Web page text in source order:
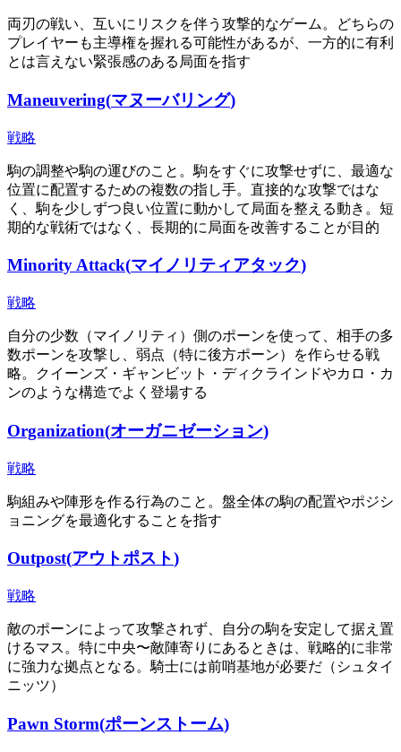
両刃の戦い、互いにリスクを伴う攻撃的なゲーム。どちらの
プレイヤーも主導権を握れる可能性があるが、一方的に有利
とは言えない緊張感のある局面を指す
Maneuvering(マヌーバリング)
戦略
駒の調整や駒の運びのこと。駒をすぐに攻撃せずに、最適な
位置に配置するための複数の指し手。直接的な攻撃ではな
く、駒を少しずつ良い位置に動かして局面を整える動き。短
期的な戦術ではなく、長期的に局面を改善することが目的
Minority Attack(マイノリティアタック)
戦略
自分の少数（マイノリティ）側のポーンを使って、相手の多
数ポーンを攻撃し、弱点（特に後方ポーン）を作らせる戦
略。クイーンズ・ギャンビット・ディクラインドやカロ・カ
ンのような構造でよく登場する
Organization(オーガニゼーション)
戦略
駒組みや陣形を作る行為のこと。盤全体の駒の配置やポジシ
ョニングを最適化することを指す
Outpost(アウトポスト)
戦略
敵のポーンによって攻撃されず、自分の駒を安定して据え置
けるマス。特に中央〜敵陣寄りにあるときは、戦略的に非常
に強力な拠点となる。騎士には前哨基地が必要だ（シュタイ
ニッツ）
Pawn Storm(ポーンストーム)